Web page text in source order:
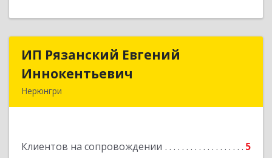
ИП Рязанский Евгений
Иннокентьевич
Нерюнгри
Клиентов на сопровождении 5
ИП Рязанский Евгений
Подробнее